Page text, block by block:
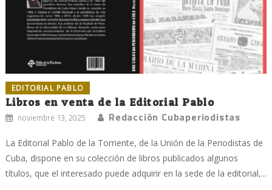
EDITORIAL PABLO
Libros en venta de la Editorial Pablo
noviembre 13, 2025 Redacción Cubaperiodistas
La Editorial Pablo de la Torriente, de la Unión de la Periodistas de
Cuba, dispone en su colección de libros publicados algunos
títulos, que el interesado puede adquirir en la sede de la editorial,...